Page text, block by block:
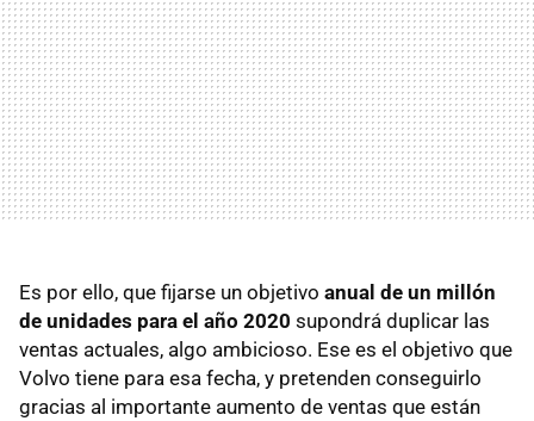
Es por ello, que fijarse un objetivo anual de un millón
de unidades para el año 2020 supondrá duplicar las
ventas actuales, algo ambicioso. Ese es el objetivo que
Volvo tiene para esa fecha, y pretenden conseguirlo
gracias al importante aumento de ventas que están